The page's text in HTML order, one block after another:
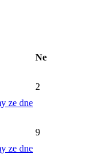
Ne
ze dne
2
ze dne
9